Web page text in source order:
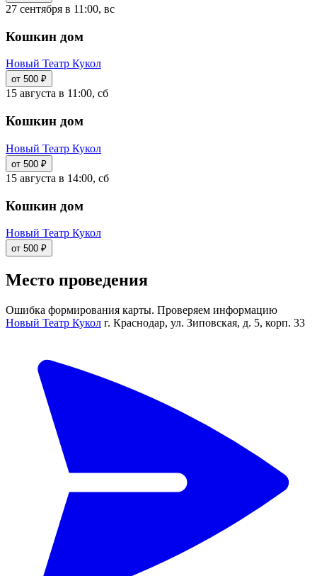
27 сентября в 11:00, вс
Кошкин дом
Новый Театр Кукол
от 500 ₽
15 августа в 11:00, сб
Кошкин дом
Новый Театр Кукол
от 500 ₽
15 августа в 14:00, сб
Кошкин дом
Новый Театр Кукол
от 500 ₽
Место проведения
Ошибка формирования карты. Проверяем информацию
Новый Театр Кукол г. Краснодар, ул. Зиповская, д. 5, корп. 33